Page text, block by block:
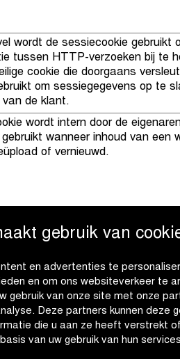
gebruik van
en advertenties te
en om ons websiteverkeer te
gebruik van onze site met onze
Deze partners kunnen deze
die u aan ze heeft verstrekt
van uw gebruik van hun
wordt de sessiecookie gebruikt
tussen HTTP-verzoeken bij te
cookie die doorgaans
om sessiegegevens op te
van de klant.
wordt intern door de
wanneer inhoud van een
of vernieuwd.
- Hiermee kan de website